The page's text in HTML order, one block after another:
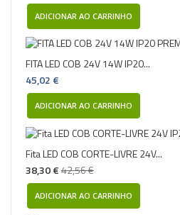
ADICIONAR AO CARRINHO
FITA LED COB 24V 14W IP20...
45,02 €
ADICIONAR AO CARRINHO
Fita LED COB CORTE-LIVRE 24V...
38,30 €42,56 €
ADICIONAR AO CARRINHO